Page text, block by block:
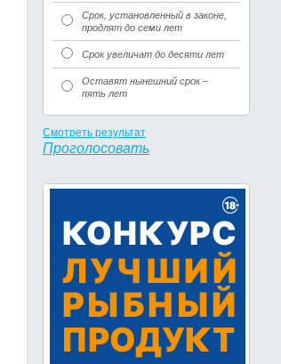
Срок, установленный в законе,
продлят до семи лет
Срок увеличат до десяти лет
Оставят нынешний срок –
пять лет
Смотреть результат
Проголосовать